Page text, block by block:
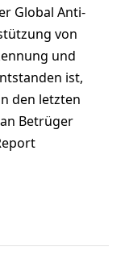
Global Anti-
von
und
ist,
den letzten
Betrüger